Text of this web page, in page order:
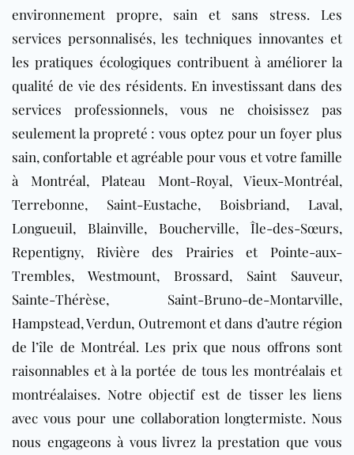
environnement propre, sain et sans stress. Les
services personnalisés, les techniques innovantes et
les pratiques écologiques contribuent à améliorer la
qualité de vie des résidents. En investissant dans des
services professionnels, vous ne choisissez pas
seulement la propreté : vous optez pour un foyer plus
sain, confortable et agréable pour vous et votre famille
à Montréal, Plateau Mont-Royal, Vieux-Montréal,
Terrebonne, Saint-Eustache, Boisbriand, Laval,
Longueuil, Blainville, Boucherville, Île-des-Sœurs,
Repentigny, Rivière des Prairies et Pointe-aux-
Trembles, Westmount, Brossard, Saint Sauveur,
Sainte-Thérèse, Saint-Bruno-de-Montarville,
Hampstead, Verdun, Outremont et dans d’autre région
de l’île de Montréal. Les prix que nous offrons sont
raisonnables et à la portée de tous les montréalais et
montréalaises. Notre objectif est de tisser les liens
avec vous pour une collaboration longtermiste. Nous
nous engageons à vous livrez la prestation que vous